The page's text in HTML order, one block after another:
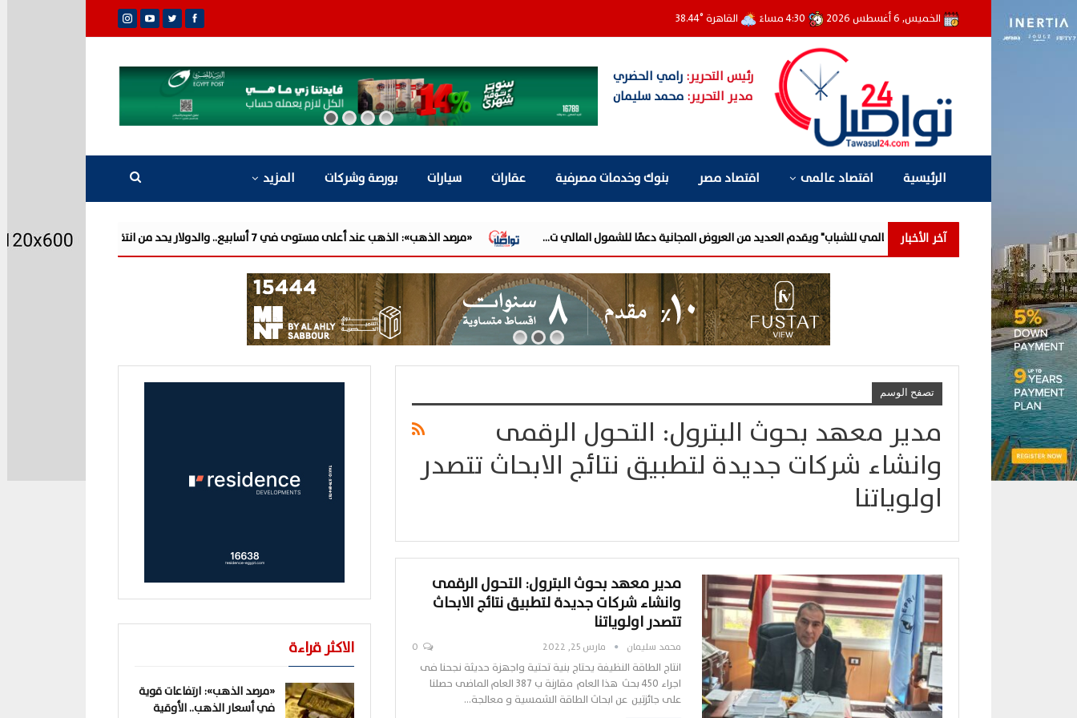
الخميس, 6 أغسطس 2026 القاهرة°
38.44
رئيس التحرير:رامي الحضري
مدير التحرير: محمد سليمان
الرئيسية اقتصاد عالمى اقتصاد مصر بنوك وخدمات مصرفية عقارات سيارات بورصة وشركات المزيد
آخر الأخبار
في فعالية "اليوم العالمي للشباب" ويقدم العديد من العروض المجانية دعمًا للشمول المالي ت... «مرصد الذهب»: الذهب عند أعلى مستوى في 7 أسابيع.. والدولار يحد من انتقال المكاسب إلى السوق المحلية
تصفح الوسم
مدير معهد بحوث البترول: التحول الرقمى
وانشاء شركات جديدة لتطبيق نتائج الابحاث تتصدر
اولوياتنا
مدير معهد بحوث البترول: التحول الرقمى
وانشاء شركات جديدة لتطبيق نتائج الابحاث
تتصدر اولوياتنا
محمد سليمان مارس 25, 2022
انتاج الطاقة النظيفة يحتاج بنية تحتية واجهزة حديثة نجحنا فى
اجراء 450 بحث هذا العام مقارنة ب 387 العام الماضى حصلنا
على جائزتين عن ابحاث الطاقة الشمسية و معالجة…
الاكثر قراءة
«مرصد الذهب»: ارتفاعات قوية
في أسعار الذهب.. الأوقية